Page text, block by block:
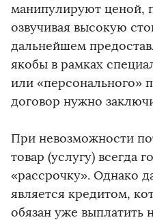
манипулируют ценой,
озвучивая высокую
дальнейшем
якобы в рамках
или «персонального»
договор нужно
При невозможности
товар (услугу) всегда
«рассрочку». Однако
является кредитом,
обязан уже выплатить